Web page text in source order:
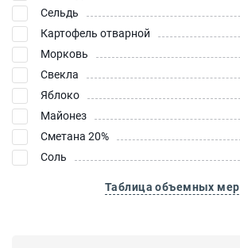
Сельдь
Картофель отварной
Морковь
Свекла
Яблоко
Майонез
Сметана 20%
Соль
Таблица объемных мер